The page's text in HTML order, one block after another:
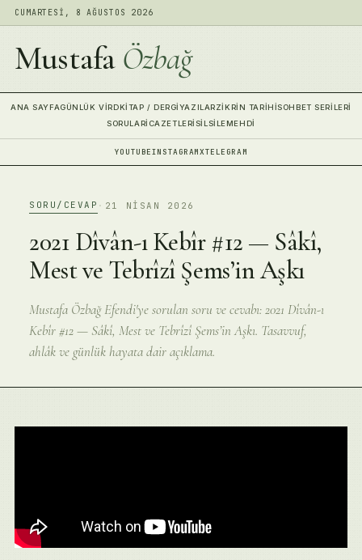
CUMARTESI, 8 AĞUSTOS 2026
Mustafa Özbağ
ANA SAYFAGÜNLÜK VIRDKITAP / DERGIYAZILARZIKRIN TARIHISOHBET SERILERI
SORULARİCAZETLERISILSILEMEHDI
YOUTUBEINSTAGRAMXTELEGRAM
SORU/CEVAP · 21 NISAN 2026
2021 Dîvân-ı Kebîr #12 — Sâkî,
Mest ve Tebrîzî Şems’in Aşkı
Mustafa Özbağ Efendi'ye sorulan soru ve cevabı: 2021 Dîvân-ı
Kebîr #12 — Sâkî, Mest ve Tebrîzî Şems’in Aşkı. Tasavvuf,
ahlâk ve günlük hayata dair açıklama.